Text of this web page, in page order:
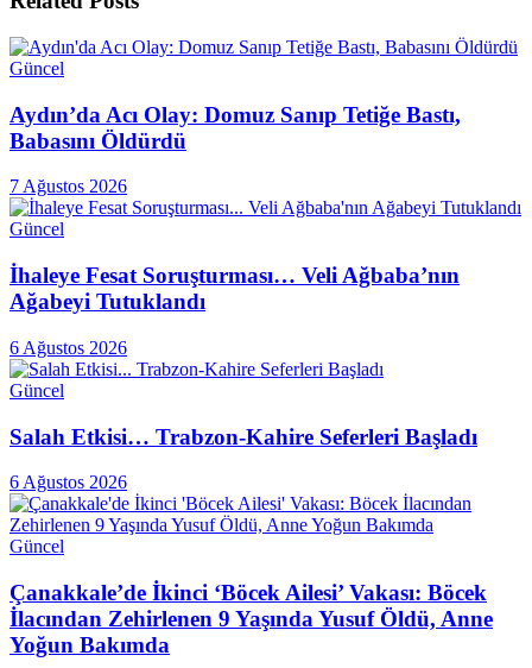
Güncel
Aydın’da Acı Olay: Domuz Sanıp Tetiğe Bastı,
Babasını Öldürdü
7 Ağustos 2026
Güncel
İhaleye Fesat Soruşturması… Veli Ağbaba’nın
Ağabeyi Tutuklandı
6 Ağustos 2026
Güncel
Salah Etkisi… Trabzon-Kahire Seferleri Başladı
6 Ağustos 2026
Güncel
Çanakkale’de İkinci ‘Böcek Ailesi’ Vakası: Böcek
İlacından Zehirlenen 9 Yaşında Yusuf Öldü, Anne
Yoğun Bakımda